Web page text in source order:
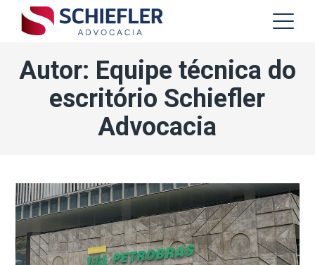
Autor: Equipe técnica do
escritório Schiefler
Advocacia